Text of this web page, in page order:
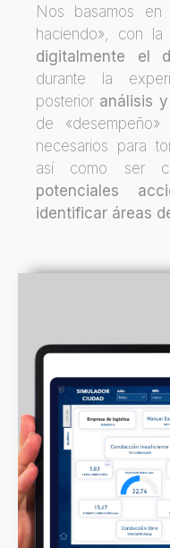
Nos basamos
haciendo», con
digitalmente el
durante la
posterior análisis
de
necesarios para
así como ser
potenciales
identificar áreas